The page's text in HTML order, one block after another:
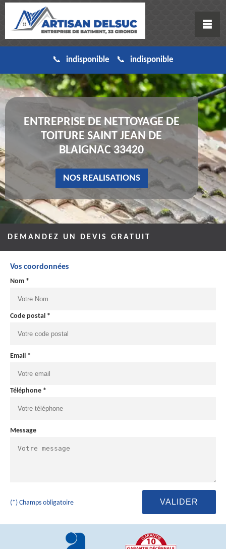
indisponible indisponible
ENTREPRISE DE NETTOYAGE DE
TOITURE SAINT JEAN DE
BLAIGNAC 33420
NOS REALISATIONS
DEMANDEZ UN DEVIS GRATUIT
Vos coordonnées
Nom *
Code postal *
Email *
Téléphone *
Message
(*) Champs obligatoire